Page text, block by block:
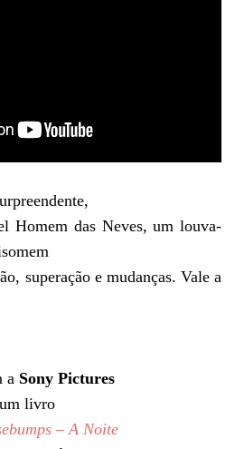
Homem das Neves, um louva-
superação e mudanças. Vale a
a Sony Pictures
livro
– A Noite